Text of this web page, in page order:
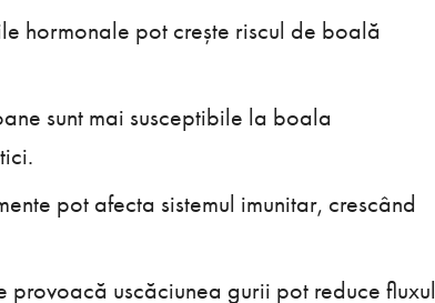
hormonale pot crește riscul de boală
sunt mai susceptibile la boala
pot afecta sistemul imunitar, crescând
provoacă uscăciunea gurii pot reduce fluxul